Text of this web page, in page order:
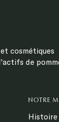
cosmétiques
de
NOTRE
Histoire